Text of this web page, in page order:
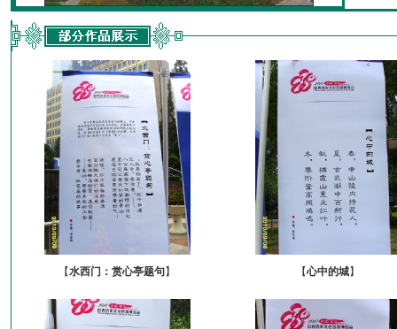
【水西门：赏心亭题句】 【心中的城】